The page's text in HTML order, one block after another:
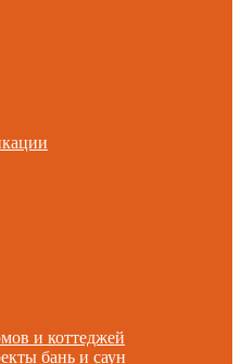
и коттеджей
бань и саун